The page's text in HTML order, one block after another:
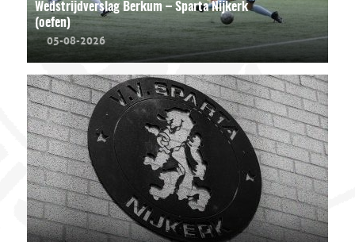
Wedstrijdverslag Berkum – Sparta Nijkerk
(oefen)
05-08-2026